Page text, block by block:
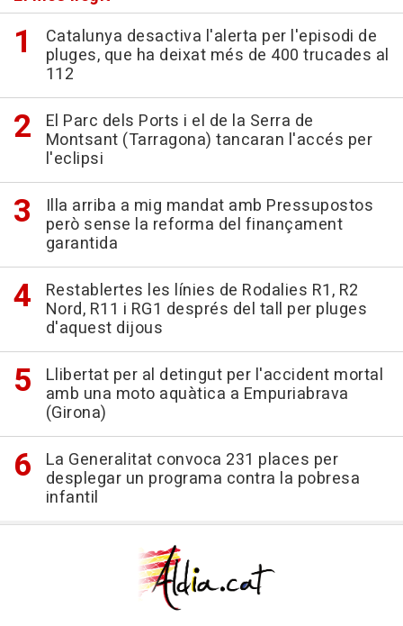
Catalunya desactiva l'alerta per l'episodi de
pluges, que ha deixat més de 400 trucades al
112
El Parc dels Ports i el de la Serra de
Montsant (Tarragona) tancaran l'accés per
l'eclipsi
Illa arriba a mig mandat amb Pressupostos
però sense la reforma del finançament
garantida
Restablertes les línies de Rodalies R1, R2
Nord, R11 i RG1 després del tall per pluges
d'aquest dijous
Llibertat per al detingut per l'accident mortal
amb una moto aquàtica a Empuriabrava
(Girona)
La Generalitat convoca 231 places per
desplegar un programa contra la pobresa
infantil